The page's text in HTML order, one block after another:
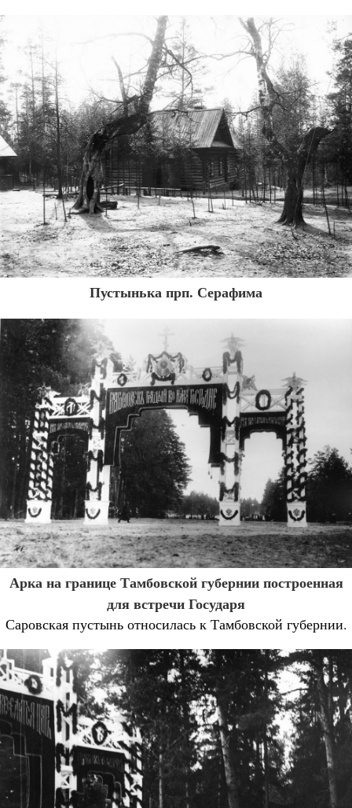
Пустынька прп. Серафима
Арка на границе Тамбовской губернии построенная
для встречи Государя
Саровская пустынь относилась к Тамбовской губернии.